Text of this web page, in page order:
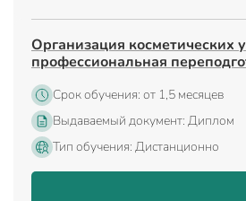
Организация косметических
профессиональная
Срок обучения: от 1,5 месяцев
Выдаваемый документ: Диплом
Тип обучения: Дистанционно